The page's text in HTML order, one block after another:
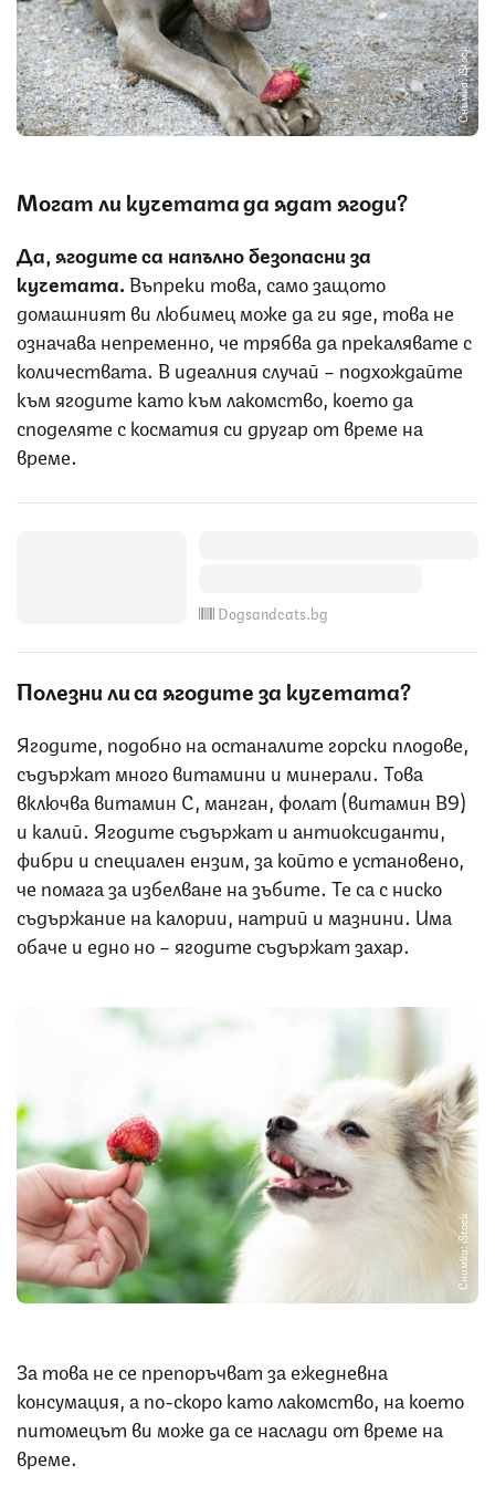
Снимка: iStock
Могат ли кучетата да ядат ягоди?
Да, ягодите са напълно безопасни за
кучетата. Въпреки това, само защото
домашният ви любимец може да ги яде, това не
означава непременно, че трябва да прекалявате с
количествата. В идеалния случай – подхождайте
към ягодите като към лакомство, което да
споделяте с косматия си другар от време на
време.
Dogsandcats.bg
Полезни ли са ягодите за кучетата?
Ягодите, подобно на останалите горски плодове,
съдържат много витамини и минерали. Това
включва витамин С, манган, фолат (витамин В9)
и калий. Ягодите съдържат и антиоксиданти,
фибри и специален ензим, за който е установено,
че помага за избелване на зъбите. Те са с ниско
съдържание на калории, натрий и мазнини. Има
обаче и едно но – ягодите съдържат захар.
Снимка: iStock
За това не се препоръчват за ежедневна
консумация, а по-скоро като лакомство, на което
питомецът ви може да се наслади от време на
време.